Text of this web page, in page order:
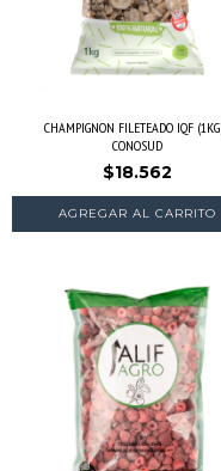
CHAMPIGNON FILETEADO IQF
CONOSUD
$18.562